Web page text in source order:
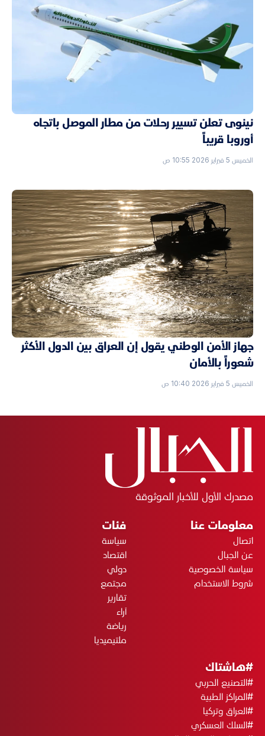
نينوى تعلن تسيير رحلات من مطار الموصل باتجاه
أوروبا قريباً
الخميس 5 فبراير 2026 10:55 ص
جهاز الأمن الوطني يقول إن العراق بين الدول الأكثر
شعوراً بالأمان
الخميس 5 فبراير 2026 10:40 ص
مصدرك الأول للأخبار الموثوقة
معلومات عنا
اتصال
عن الجبال
سياسة الخصوصية
شروط الاستخدام
فئات
سياسة
اقتصاد
دولي
مجتمع
تقارير
آراء
رياضة
ملتيميديا
#هاشتاك
#التصنيع الحربي
#المراكز الطبية
#العراق وتركيا
#السلك العسكري